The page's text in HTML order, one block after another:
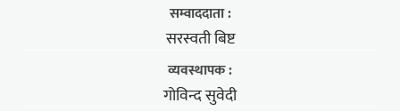
सम्वाददाता :
सरस्वती बिष्ट
व्यवस्थापक :
गोविन्द सुवेदी